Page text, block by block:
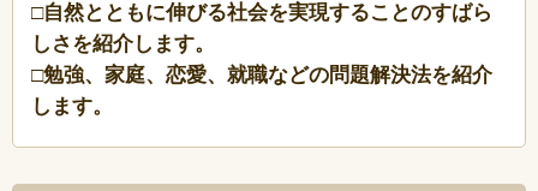
□自然とともに伸びる社会を実現することのすばら
しさを紹介します。
□勉強、家庭、恋愛、就職などの問題解決法を紹介
します。